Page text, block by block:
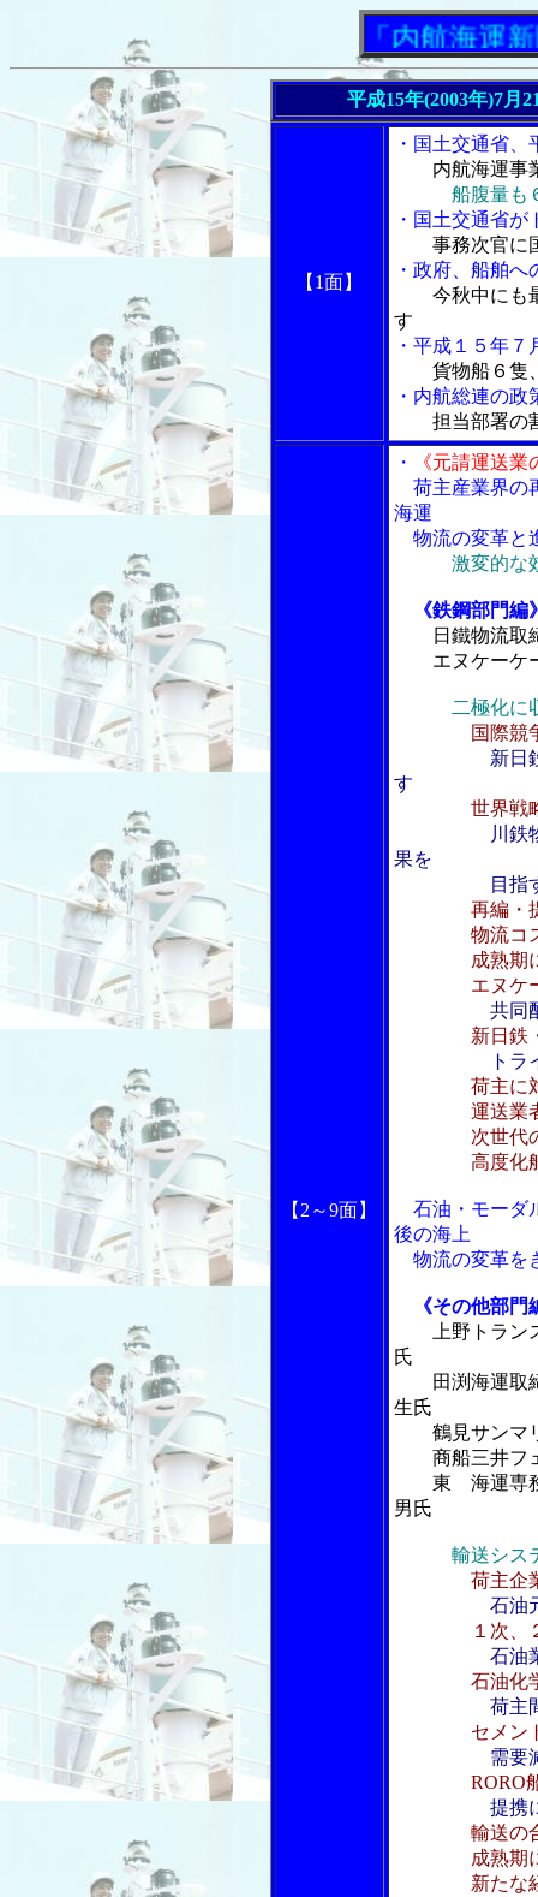
「内航海運新聞」
平成15年(2003年)7
【1面】
・国土交通省
内航海運事
船腹量も
・国土交通省
事務次官に
・政府、船舶
今秋中にも
す
・平成１５年
貨物船６隻
・内航総連の
担当部署の
【2～9面】
・
《元請運送
荷主産業界の
海運
物流の変革と
激変的な
《鉄鋼部門編
日鐵物流
エヌケーケ
二極化に
国際競
新日
す
世界戦
川鉄
果を
目指
再編・
物流コスト
成熟期に入
エヌケーケ
共同
新日鉄
ト
荷主に
運送業者が
次世代の内
高度化船
石油・モーダ
後の海上
物流の変革を
《その他部
上野トラ
氏
田渕海
生氏
鶴見サンマリ
商船三井フェ
東 海
男氏
輸送シ
荷主企
石油
１次、
石油
石油化
荷主
セメン
需要
RORO
提携
輸送の
成熟期に入
新たな経